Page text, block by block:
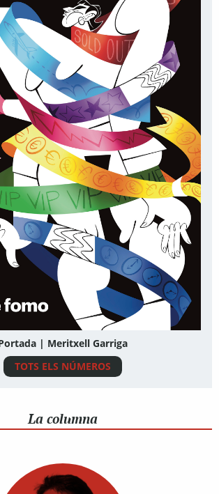
| Meritxell Garriga
TOTS ELS NÚMEROS
La columna